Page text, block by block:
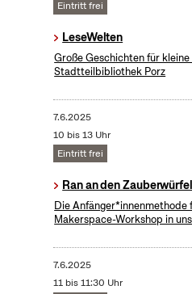
Eintritt frei
LeseWelten
Große Geschichten für
Stadtteilbibliothek Porz
7.6.2025
10 bis 13 Uhr
Eintritt frei
Ran an den
Die Anfänger*innenmethode
Makerspace-Workshop in
7.6.2025
11 bis 11:30 Uhr